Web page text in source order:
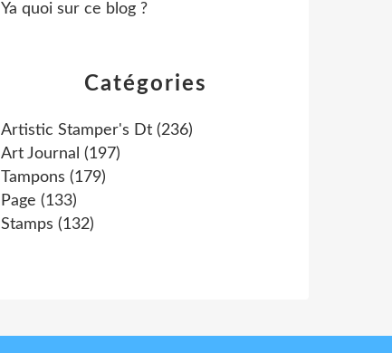
Catégories
Artistic Stamper's Dt (236)
Art Journal (197)
Tampons (179)
Page (133)
Stamps (132)
Ya quoi sur ce blog ?